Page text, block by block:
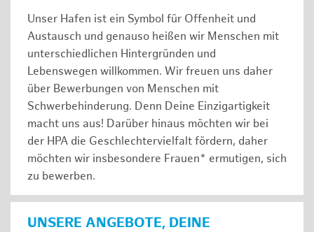
Unser Hafen ist ein Symbol für Offenheit und
Austausch und genauso heißen wir Menschen mit
unterschiedlichen Hintergründen und
Lebenswegen willkommen. Wir freuen uns daher
über Bewerbungen von Menschen mit
Schwerbehinderung. Denn Deine Einzigartigkeit
macht uns aus! Darüber hinaus möchten wir bei
der HPA die Geschlechtervielfalt fördern, daher
möchten wir insbesondere Frauen* ermutigen, sich
zu bewerben.
UNSERE ANGEBOTE, DEINE